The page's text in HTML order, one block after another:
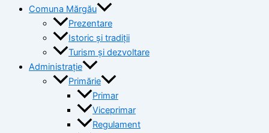
Comuna Mărgău
Prezentare
Istoric și tradiții
Turism și dezvoltare
Administrație
Primărie
Primar
Viceprimar
Regulament